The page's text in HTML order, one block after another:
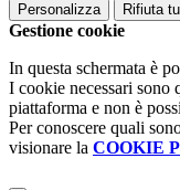
Personalizza Rifiuta
Gestione cookie
In questa schermata è
I cookie necessari sono
piattaforma e non è
Per conoscere quali
visionare la COOKIE